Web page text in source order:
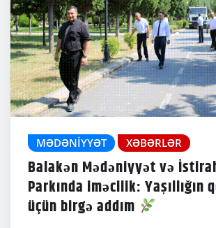
MƏDƏNIYYƏT XƏBƏRLƏR
Balakən Mədəniyyət və
Parkında iməcilik: Yaşıllığın
üçün birgə addım